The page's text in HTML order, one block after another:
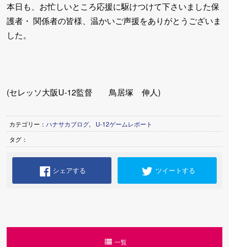
本日も、お忙しいところ応援に駆けつけて下さいました保
護者・ 関係者の皆様、温かいご声援をありがとうございま
した。
(セレッソ大阪U-12監督 鳥居塚 伸人)
カテゴリー：ハナサカブログ,
U-12ゲームレポート
タグ：
シェアする ツイートする
一覧